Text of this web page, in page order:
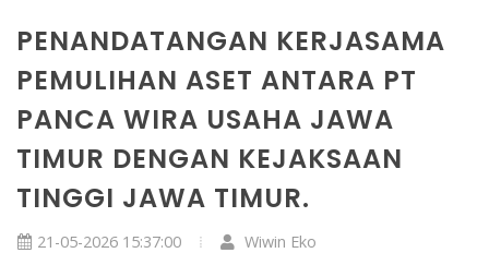
PENANDATANGAN KERJASAMA
PEMULIHAN ASET ANTARA PT
PANCA WIRA USAHA JAWA
TIMUR DENGAN KEJAKSAAN
TINGGI JAWA TIMUR.
21-05-2026 15:37:00
Wiwin Eko